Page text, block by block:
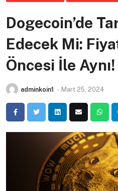
Dogecoin’de
Edecek Mi:
Öncesi İle Aynı!
adminkoin1 - Mart 25, 2024